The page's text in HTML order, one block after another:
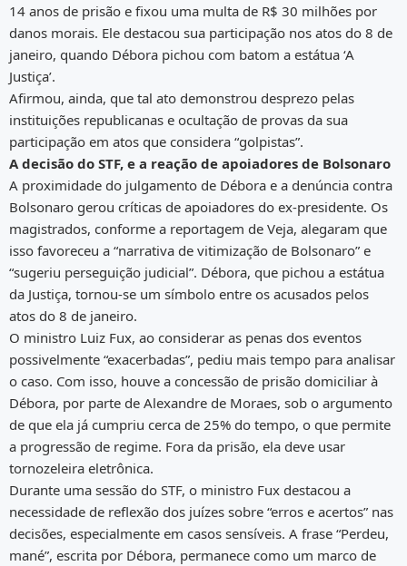
14 anos de prisão e fixou uma multa de R$ 30 milhões por
danos morais. Ele destacou sua participação nos atos do 8 de
janeiro, quando Débora pichou com batom a estátua ‘A
Justiça’.
Afirmou, ainda, que tal ato demonstrou desprezo pelas
instituições republicanas e ocultação de provas da sua
participação em atos que considera “golpistas”.
A decisão do STF, e a reação de apoiadores de Bolsonaro
A proximidade do julgamento de Débora e a denúncia contra
Bolsonaro gerou críticas de apoiadores do ex-presidente. Os
magistrados, conforme a reportagem de Veja, alegaram que
isso favoreceu a “narrativa de vitimização de Bolsonaro” e
“sugeriu perseguição judicial”. Débora, que pichou a estátua
da Justiça, tornou-se um símbolo entre os acusados pelos
atos do 8 de janeiro.
O ministro Luiz Fux, ao considerar as penas dos eventos
possivelmente “exacerbadas”, pediu mais tempo para analisar
o caso. Com isso, houve a concessão de prisão domiciliar à
Débora, por parte de Alexandre de Moraes, sob o argumento
de que ela já cumpriu cerca de 25% do tempo, o que permite
a progressão de regime. Fora da prisão, ela deve usar
tornozeleira eletrônica.
Durante uma sessão do STF, o ministro Fux destacou a
necessidade de reflexão dos juízes sobre “erros e acertos” nas
decisões, especialmente em casos sensíveis. A frase “Perdeu,
mané”, escrita por Débora, permanece como um marco de